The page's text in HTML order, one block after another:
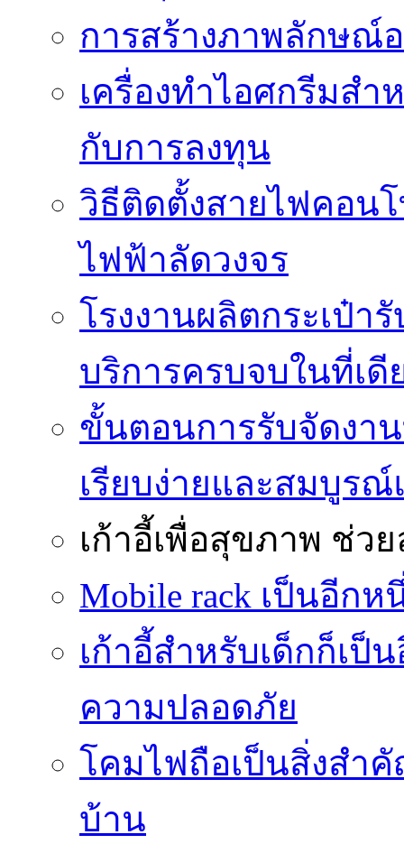
การสร้างภาพลักษณ์
เครื่องทำไอศกรีมสำ
กับการลงทุน
วิธีติดตั้งสายไฟคอน
ไฟฟ้าลัดวงจร
โรงงานผลิตกระเป๋า
บริการครบจบในที่เดี
ขั้นตอนการรับจัดงา
เรียบง่ายและสมบูร
เก้าอี้เพื่อสุขภาพ ช่วย
Mobile rack เป็นอีก
เก้าอี้สำหรับเด็กก็เป็
ความปลอดภัย
โคมไฟถือเป็นสิ่งสำ
บ้าน